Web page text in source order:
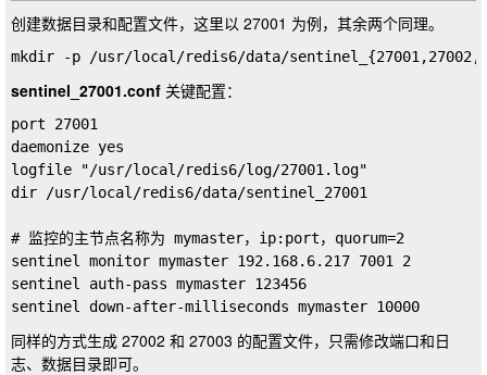
创建数据目录和配置文件，这里以 27001 为例，其余两个同理。
sentinel_27001.conf 关键配置：
port 27001
daemonize yes
logfile "/usr/local/redis6/log/27001.log"
dir /usr/local/redis6/data/sentinel_27001
# 监控的主节点名称为 mymaster，ip:port，quorum=2
sentinel monitor mymaster 192.168.6.217 7001 2
sentinel auth-pass mymaster 123456
同样的方式生成 27002 和 27003 的配置文件，只需修改端口和日
志、数据目录即可。